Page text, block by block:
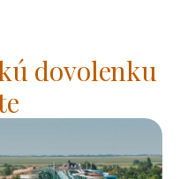
dovolenku